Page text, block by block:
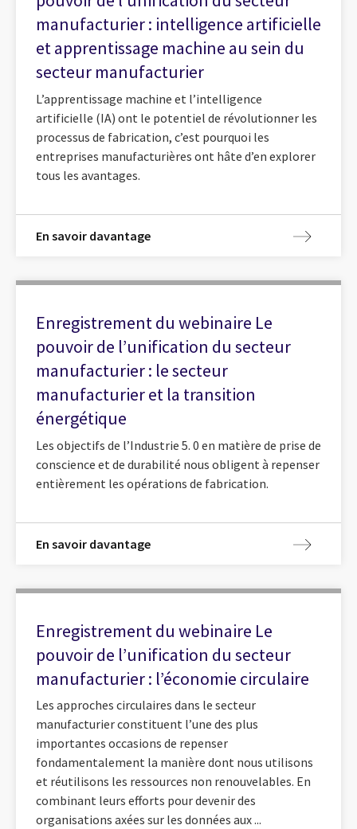
manufacturier : intelligence artificielle
et apprentissage machine au sein du
secteur manufacturier
L’apprentissage machine et l’intelligence
artificielle (IA) ont le potentiel de révolutionner les
processus de fabrication, c’est pourquoi les
entreprises manufacturières ont hâte d’en explorer
tous les avantages.
En savoir davantage
Enregistrement du webinaire Le
pouvoir de l’unification du secteur
manufacturier : le secteur
manufacturier et la transition
énergétique
Les objectifs de l’Industrie 5. 0 en matière de prise de
conscience et de durabilité nous obligent à repenser
entièrement les opérations de fabrication.
En savoir davantage
Enregistrement du webinaire Le
pouvoir de l’unification du secteur
manufacturier : l’économie circulaire
Les approches circulaires dans le secteur
manufacturier constituent l’une des plus
importantes occasions de repenser
fondamentalement la manière dont nous utilisons
et réutilisons les ressources non renouvelables. En
combinant leurs efforts pour devenir des
organisations axées sur les données aux ...